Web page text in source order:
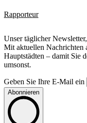
Rapporteur
Unser täglicher
Mit aktuellen Nachrichten
Hauptstädten – damit Sie
umsonst.
Geben Sie Ihre E-Mail ein
Abonnieren